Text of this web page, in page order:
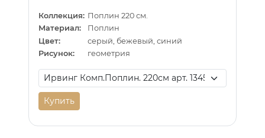
Коллекция: Поплин 220 см.
Материал:
Поплин
Цвет:
серый, бежевый, синий
Рисунок:
геометрия
Купить